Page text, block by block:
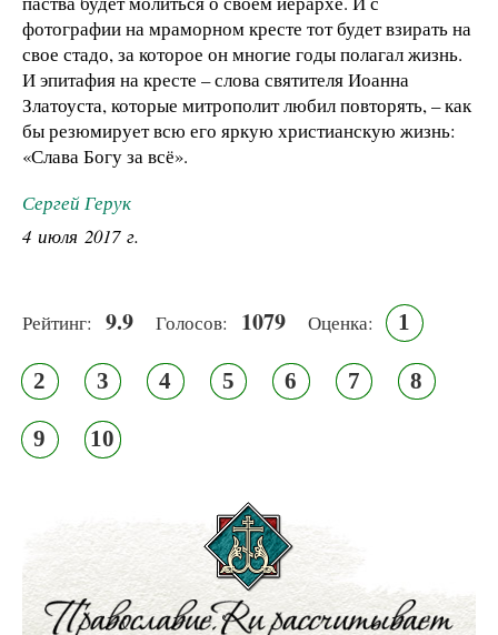
фотографии на мраморном кресте тот будет взирать на
свое стадо, за которое он многие годы полагал жизнь.
И эпитафия на кресте – слова святителя Иоанна
Златоуста, которые митрополит любил повторять, – как
бы резюмирует всю его яркую христианскую жизнь:
«Слава Богу за всё».
Сергей Герук
4 июля 2017 г.
Рейтинг: 9.9 Голосов: 1079 Оценка: 1
2 3 4 5 6 7 8
9 10